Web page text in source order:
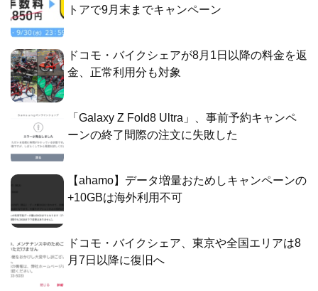
トアで9月末までキャンペーン
ドコモ・バイクシェアが8月1日以降の料金を返
金、正常利用分も対象
「Galaxy Z Fold8 Ultra」、事前予約キャンペ
ーンの終了間際の注文に失敗した
【ahamo】データ増量おためしキャンペーンの
+10GBは海外利用不可
ドコモ・バイクシェア、東京や全国エリアは8
月7日以降に復旧へ